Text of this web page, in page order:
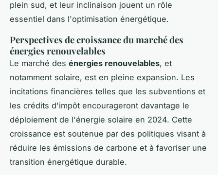
plein sud, et leur inclinaison jouent un rôle
essentiel dans l'optimisation énergétique.
Perspectives de croissance du marché des
énergies renouvelables
Le marché des énergies renouvelables, et
notamment solaire, est en pleine expansion. Les
incitations financières telles que les subventions et
les crédits d'impôt encourageront davantage le
déploiement de l'énergie solaire en 2024. Cette
croissance est soutenue par des politiques visant à
réduire les émissions de carbone et à favoriser une
transition énergétique durable.